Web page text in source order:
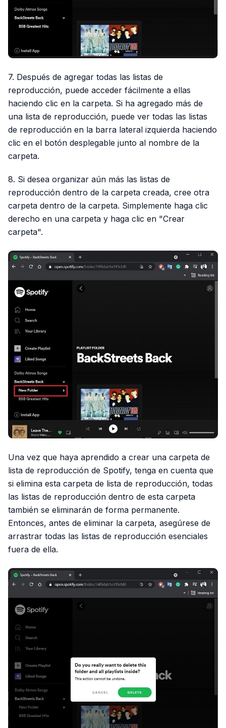
7. Después de agregar todas las listas de
reproducción, puede acceder fácilmente a ellas
haciendo clic en la carpeta. Si ha agregado más de
una lista de reproducción, puede ver todas las listas
de reproducción en la barra lateral izquierda haciendo
clic en el botón desplegable junto al nombre de la
carpeta.
8. Si desea organizar aún más las listas de
reproducción dentro de la carpeta creada, cree otra
carpeta dentro de la carpeta. Simplemente haga clic
derecho en una carpeta y haga clic en "Crear
carpeta".
Una vez que haya aprendido a crear una carpeta de
lista de reproducción de Spotify, tenga en cuenta que
si elimina esta carpeta de lista de reproducción, todas
las listas de reproducción dentro de esta carpeta
también se eliminarán de forma permanente.
Entonces, antes de eliminar la carpeta, asegúrese de
arrastrar todas las listas de reproducción esenciales
fuera de ella.